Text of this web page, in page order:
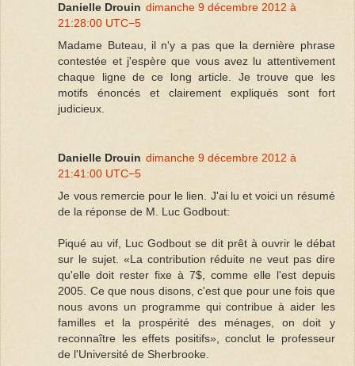
Danielle Drouin dimanche 9 décembre 2012 à
21:28:00 UTC−5
Madame Buteau, il n'y a pas que la dernière phrase
contestée et j'espère que vous avez lu attentivement
chaque ligne de ce long article. Je trouve que les
motifs énoncés et clairement expliqués sont fort
judicieux.
Danielle Drouin dimanche 9 décembre 2012 à
21:41:00 UTC−5
Je vous remercie pour le lien. J'ai lu et voici un résumé
de la réponse de M. Luc Godbout:
Piqué au vif, Luc Godbout se dit prêt à ouvrir le débat
sur le sujet. «La contribution réduite ne veut pas dire
qu'elle doit rester fixe à 7$, comme elle l'est depuis
2005. Ce que nous disons, c'est que pour une fois que
nous avons un programme qui contribue à aider les
familles et la prospérité des ménages, on doit y
reconnaître les effets positifs», conclut le professeur
de l'Université de Sherbrooke.